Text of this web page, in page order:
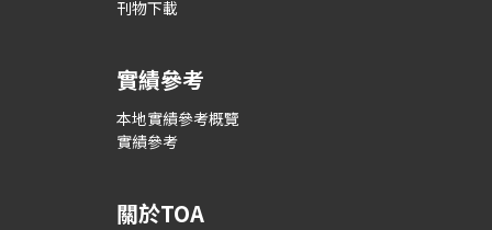
刊物下載
實績參考
本地實績參考概覽
實績參考
關於TOA